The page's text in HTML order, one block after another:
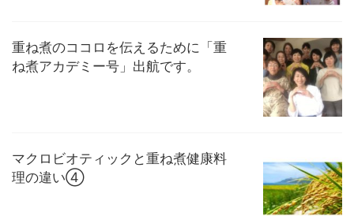
重ね煮のココロを伝えるために「重
ね煮アカデミー号」出航です。
マクロビオティックと重ね煮健康料
理の違い④